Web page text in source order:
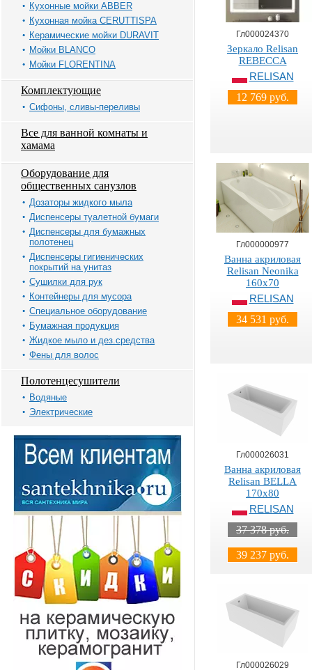
Кухонные мойки ABBER
Кухонная мойка CERUTTISPA
Керамические мойки DURAVIT
Мойки BLANCO
Мойки FLORENTINA
Комплектующие
Сифоны, сливы-переливы
Все для ванной комнаты и
хамама
Оборудование для
общественных санузлов
Дозаторы жидкого мыла
Диспенсеры туалетной бумаги
Диспенсеры для бумажных
полотенец
Диспенсеры гигиенических
покрытий на унитаз
Сушилки для рук
Контейнеры для мусора
Специальное оборудование
Бумажная продукция
Жидкое мыло и дез.средства
Фены для волос
Полотенцесушители
Водяные
Электрические
Гл000024370
Зеркало Relisan
REBECCA
RELISAN
12 769 руб.
Гл000000977
Ванна акриловая
Relisan Neonika
160x70
RELISAN
34 531 руб.
Гл000026031
Ванна акриловая
Relisan BELLA
170х80
RELISAN
37 378 руб.
39 237 руб.
Гл000026029